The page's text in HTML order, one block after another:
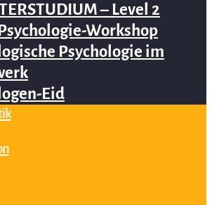
– Level 2
Workshop
Psychologie im
Eid